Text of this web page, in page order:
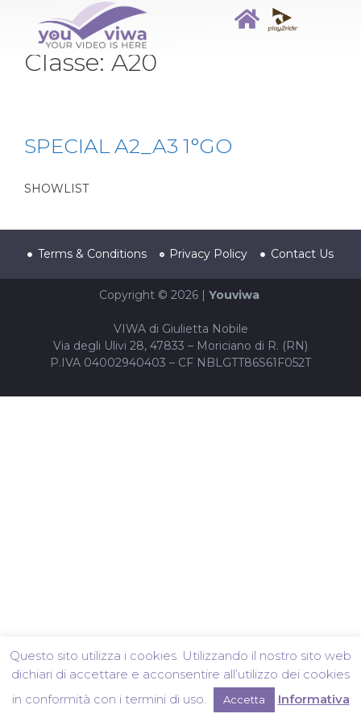
Classe: A20
SPECIAL A2_A3 1°GO
SHOWLIST
Terms & Conditions Privacy Policy Contact Us
Copyright © 2026 | Youviwa
VIWA di Giulietta Nobile
Via degli Ulivi 28, 47833 – Moriciano di R. (RN)
P.IVA 04002940403 – CF NBLGTT86S61F052T
Questo sito utilizza i cookies. Utilizzando il nostro sito web
dichiari di accettare e acconsentire all’utilizzo dei cookies
in conformità con i termini di uso.
Accetta Informativa